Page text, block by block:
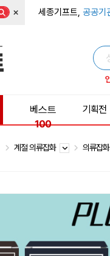
× 세종기프트, 공공기
베스트
100
기획전
계절 의류잡화 의류잡